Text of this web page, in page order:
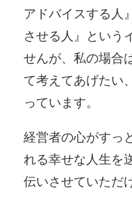
アドバイスする人
させる人』という
せんが、私の場合
て考えてあげたい
っています。
経営者の心がすっ
れる幸せな人生を
伝いさせていただ